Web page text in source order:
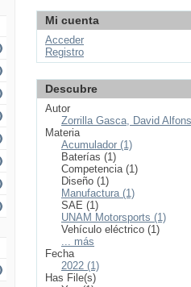
Mi cuenta
Acceder
Registro
Descubre
Autor
Zorrilla Gasca, David
Materia
Acumulador (1)
Baterías (1)
Competencia (1)
Diseño (1)
Manufactura (1)
SAE (1)
UNAM Motorsports (1)
Vehículo eléctrico (1)
... más
Fecha
2022 (1)
Has File(s)